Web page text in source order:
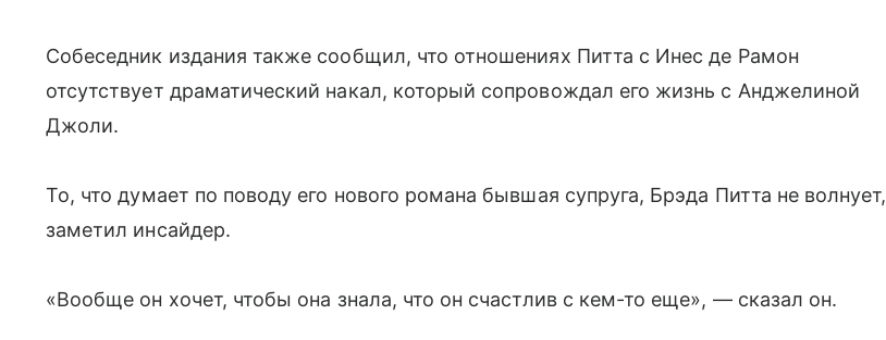
Собеседник издания также сообщил, что отношениях Питта с Инес де Рамон
отсутствует драматический накал, который сопровождал его жизнь с Анджелиной
Джоли.
То, что думает по поводу его нового романа бывшая супруга, Брэда Питта не волнует,
заметил инсайдер.
«Вообще он хочет, чтобы она знала, что он счастлив с кем-то еще», — сказал он.